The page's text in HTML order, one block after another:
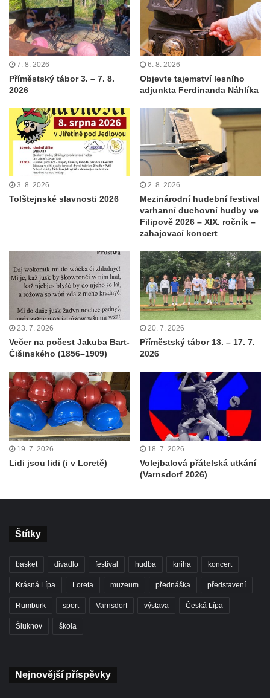
7. 8. 2026
Příměstský tábor 3. – 7. 8.
2026
6. 8. 2026
Objevte tajemství lesního
adjunkta Ferdinanda Náhlíka
3. 8. 2026
Tolštejnské slavnosti 2026
2. 8. 2026
Mezinárodní hudební festival
varhanní duchovní hudby ve
Filipově 2026 – XIX. ročník –
zahajovací koncert
23. 7. 2026
Večer na počest Jakuba Bart-
Ćišinského (1856–1909)
20. 7. 2026
Příměstský tábor 13. – 17. 7.
2026
19. 7. 2026
Lidi jsou lidi (i v Loretě)
18. 7. 2026
Volejbalová přátelská utkání
(Varnsdorf 2026)
Štítky
basket divadlo festival hudba kniha koncert
Krásná Lípa Loreta muzeum přednáška představení
Rumburk sport Varnsdorf výstava Česká Lípa
Šluknov škola
Nejnovější příspěvky